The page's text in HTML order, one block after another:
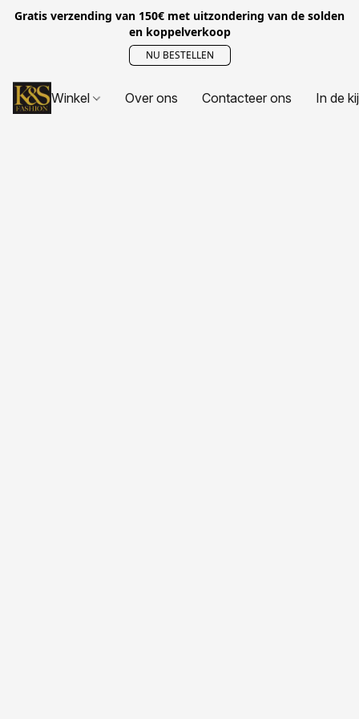
Gratis verzending van 150€ met uitzondering van de solden
en koppelverkoop
NU BESTELLEN
Winkel Over ons Contacteer ons In de